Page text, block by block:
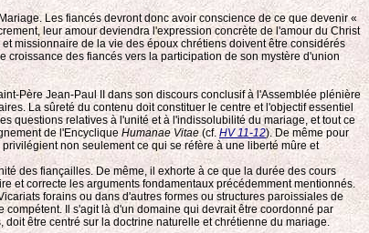
Les fiancés devront donc avoir conscience de ce que devenir «
leur amour deviendra l'expression concrète de l'amour du Christ
missionnaire de la vie des époux chrétiens doivent être considérés
des fiancés vers la participation de son mystère d'union
Père Jean-Paul II dans son discours conclusif à l'Assemblée plénière
La sûreté du contenu doit constituer le centre et l'objectif essentiel
questions relatives à l'unité et à l'indissolubilité du mariage, et tout ce
de l'Encyclique Humanae Vitae(cf. HV 11-12). De même pour
non seulement ce qui se réfère à une liberté mûre et
des fiançailles. De même, il exhorte à ce que la durée des cours
et correcte les arguments fondamentaux précédemment mentionnés.
forains ou dans d'autres formes ou structures paroissiales de
Il s'agit là d'un domaine qui devrait être coordonné par
être centré sur la doctrine naturelle et chrétienne du mariage.